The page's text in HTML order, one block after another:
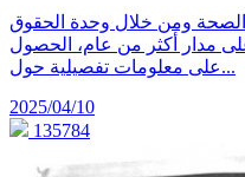
ومن خلال وحدة الحقوق
وعلى مدار أكثر من عام، الحصول
على معلومات تفصيلية حول...
2025/04/10
135784